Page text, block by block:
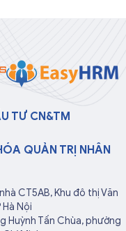
TƯ CN&TM
QUẢN TRỊ NHÂN
CT5AB, Khu đô thị Văn
Hà Nội
Huỳnh Tấn Chùa, phường